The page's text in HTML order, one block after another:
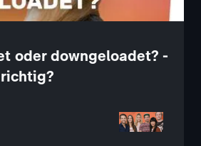
oder downgeloadet? -